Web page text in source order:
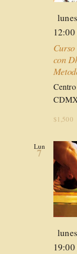
12:00
con
$1,500
Lun
7
19:00